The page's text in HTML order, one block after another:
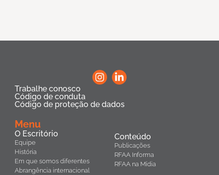
Trabalhe conosco
Código de conduta
Código de proteção de dados
Menu
O Escritório
Equipe
História
Em que somos diferentes
Abrangência internacional
Conteúdo
Publicações
RFAA Informa
RFAA na Mídia